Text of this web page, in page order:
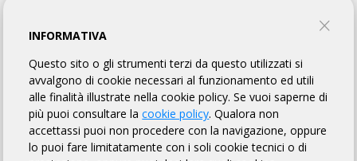
SOCIO ARI
ACCEDI e si aprirà la scheda
iscrizione compilata
NON SOCIO ARI
Prosegui per iscriverti al
brevetto
INFORMATIVA
Questo sito o gli strumenti terzi da questo utilizzati si
avvalgono di cookie necessari al funzionamento ed utili
alle finalità illustrate nella cookie policy. Se vuoi saperne di
più puoi consultare lacookie policy. Qualora non
accettassi puoi non procedere con la navigazione, oppure
lo puoi fare limitatamente con i soli cookie tecnici o di